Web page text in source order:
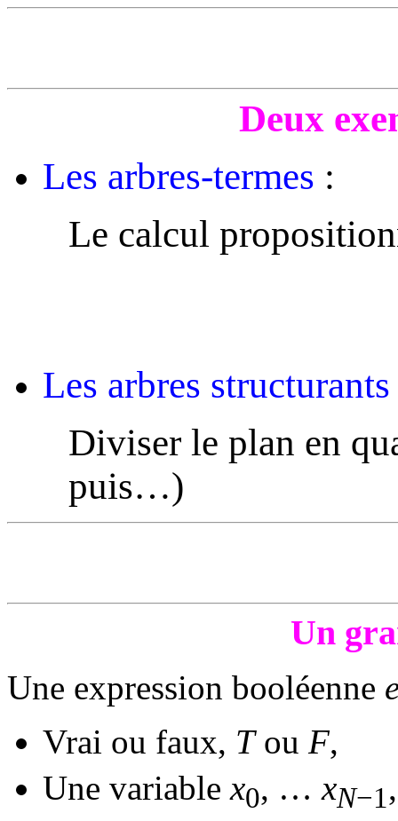
Deux
Les arbres-termes :
Le calcul
Les arbres structurants
Diviser le plan en
puis…)
Un
Une expression booléenne
Vrai ou faux, Tou F,
Une variablex0, …xN−1,